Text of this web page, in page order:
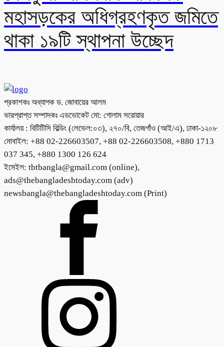
মহাসড়কের অধিগ্রহণকৃত জমিতে
থাকা ১৯টি স্থাপনা উচ্ছেদ
প্রকাশকঃ অধ্যাপক ড. জোবায়ের আলম
ভারপ্রাপ্ত সম্পাদকঃ এডভোকেট মো: গোলাম সরোয়ার
কার্যালয় : বিটিটিসি বিল্ডিং (লেভেল:০৩), ২৭০/বি, তেজগাঁও (আই/এ), ঢাকা-১২০৮
মোবাইল: +88 02-226603507, +88 02-226603508, +880 1713
037 345, +880 1300 126 624
ইমেইল: tbtbangla@gmail.com (online),
ads@thebangladeshtoday.com (adv)
newsbangla@thebangladeshtoday.com (Print)